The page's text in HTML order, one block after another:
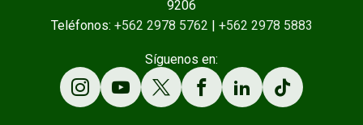
9206
Teléfonos: +562 2978 5762 +562 2978 5883
Síguenos en: